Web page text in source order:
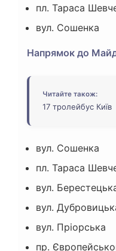
пл. Тараса
вул. Сошенка
Напрямок до
Читайте також:
17 тролейбус Київ
вул. Сошенка
пл. Тараса
вул.
вул.
вул. Пріорська
пр.